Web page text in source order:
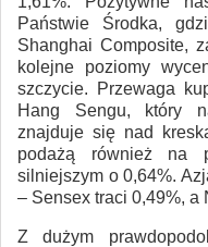
Państwie Środka,
Shanghai Composite,
kolejne poziomy
szczycie. Przewaga
Hang Sengu, który
znajduje się nad
podażą również na
silniejszym o 0,64%.
– Sensex traci 0,49%, a
Z dużym